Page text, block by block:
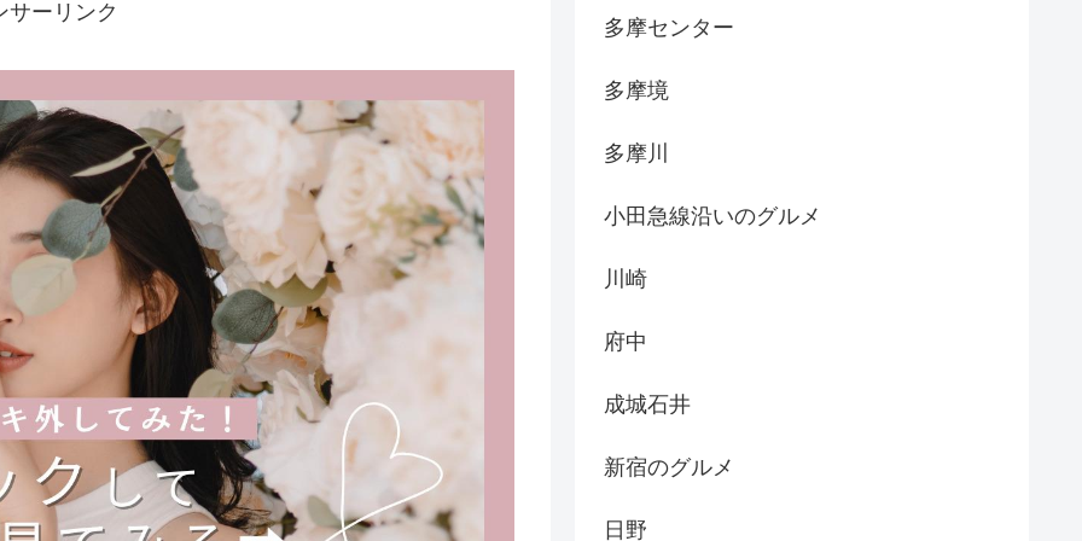
サーリンク
多摩センター
多摩境
多摩川
小田急線沿いのグルメ
川崎
府中
成城石井
新宿のグルメ
日野